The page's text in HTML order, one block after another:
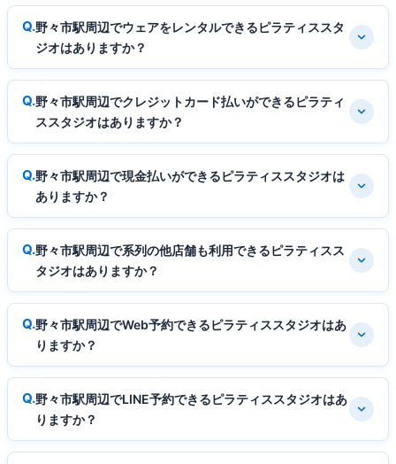
野々市駅周辺でウェアをレンタルできるピラティススタ
ジオはありますか？
野々市駅周辺でクレジットカード払いができるピラティ
ススタジオはありますか？
野々市駅周辺で現金払いができるピラティススタジオは
ありますか？
野々市駅周辺で系列の他店舗も利用できるピラティスス
タジオはありますか？
野々市駅周辺でWeb予約できるピラティススタジオはあ
りますか？
野々市駅周辺でLINE予約できるピラティススタジオはあ
りますか？